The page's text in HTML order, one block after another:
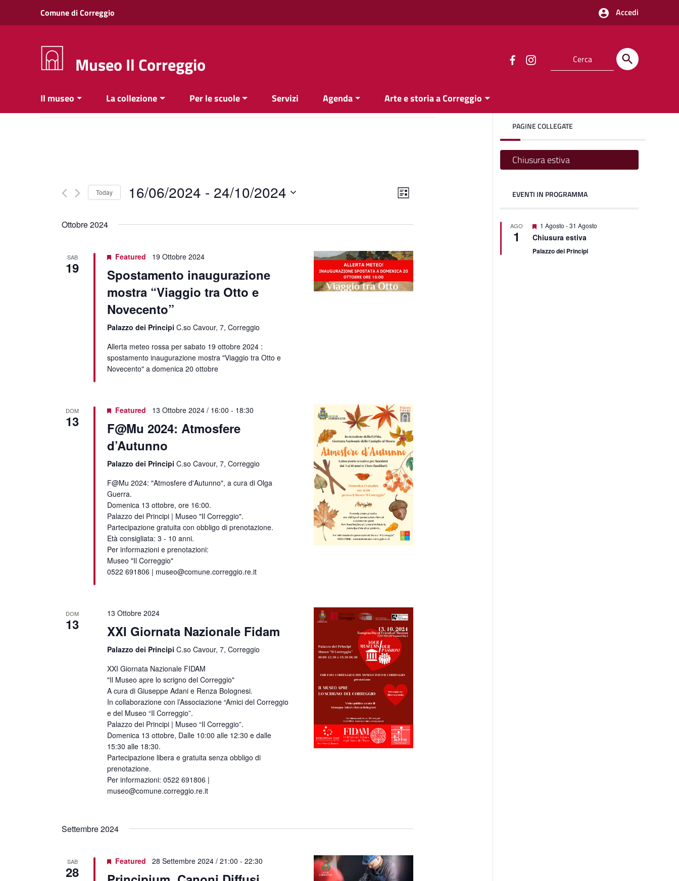
Vai ai contenuti
Vai al menu di navigazione
Comune di Correggio Accedi
Museo Il Correggio
Il museo La collezione Per le scuole Servizi Agenda Arte e storia a Correggio
Views
Event
Views
List
Today 16/06/2024 - 24/10/2024
date.
Ottobre 2024
SAB
19
Featured 19 Ottobre 2024
Spostamento inaugurazione
mostra “Viaggio tra Otto e
Novecento”
Palazzo dei Principi C.so Cavour, 7, Correggio
Allerta meteo rossa per sabato 19 ottobre 2024 :
spostamento inaugurazione mostra "Viaggio tra Otto e
Novecento" a domenica 20 ottobre
DOM
13
Featured 13 Ottobre 2024 / 16:00 - 18:30
F@Mu 2024: Atmosfere
d’Autunno
Palazzo dei Principi C.so Cavour, 7, Correggio
F@Mu 2024: "Atmosfere d'Autunno", a cura di Olga
Guerra.
Domenica 13 ottobre, ore 16:00.
Palazzo dei Principi | Museo "Il Correggio".
Partecipazione gratuita con obbligo di prenotazione.
Età consigliata: 3 - 10 anni.
Per informazioni e prenotazioni:
Museo "Il Correggio"
0522 691806 | museo@comune.correggio.re.it
DOM
13
13 Ottobre 2024
XXI Giornata Nazionale Fidam
Palazzo dei Principi C.so Cavour, 7, Correggio
XXI Giornata Nazionale FIDAM
"Il Museo apre lo scrigno del Correggio"
A cura di Giuseppe Adani e Renza Bolognesi.
In collaborazione con l’Associazione “Amici del Correggio
e del Museo “Il Correggio”.
Palazzo dei Principi | Museo “Il Correggio”.
Domenica 13 ottobre, Dalle 10:00 alle 12:30 e dalle
15:30 alle 18:30.
Partecipazione libera e gratuita senza obbligo di
prenotazione.
Per informazioni: 0522 691806 |
museo@comune.correggio.re.it
Settembre 2024
SAB
28
Featured 28 Settembre 2024 / 21:00 - 22:30
PAGINE COLLEGATE
Chiusura estiva
EVENTI IN PROGRAMMA
AGO
1
Featured
1 Agosto -31 Agosto
Chiusura estiva
Palazzo dei Principi